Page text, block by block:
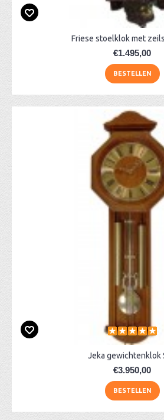
Friese stoelklok met
€1.495,00
BESTELLEN
Jeka gewichtenklok
€3.950,00
BESTELLEN